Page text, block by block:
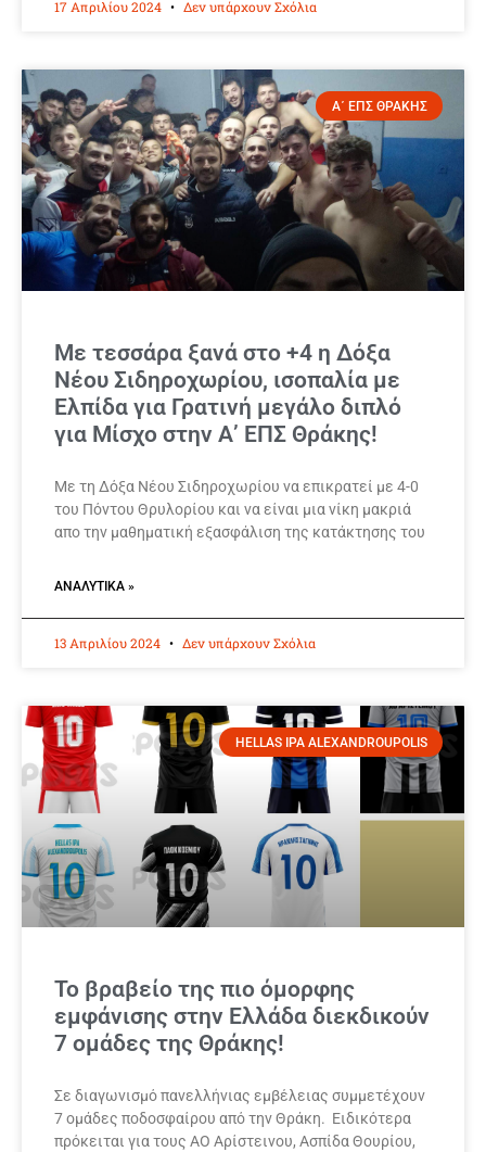
17 Απριλίου 2024 Δεν υπάρχουν Σχόλια
Α΄ ΕΠΣ ΘΡΑΚΗΣ
Με τεσσάρα ξανά στο +4 η Δόξα
Νέου Σιδηροχωρίου, ισοπαλία με
Ελπίδα για Γρατινή μεγάλο διπλό
για Μίσχο στην Α’ ΕΠΣ Θράκης!
Με τη Δόξα Νέου Σιδηροχωρίου να επικρατεί με 4-0
του Πόντου Θρυλορίου και να είναι μια νίκη μακριά
απο την μαθηματική εξασφάλιση της κατάκτησης του
ΑΝΑΛΥΤΙΚΆ »
13 Απριλίου 2024 Δεν υπάρχουν Σχόλια
HELLAS IPA ALEXANDROUPOLIS
Το βραβείο της πιο όμορφης
εμφάνισης στην Ελλάδα διεκδικούν
7 ομάδες της Θράκης!
Σε διαγωνισμό πανελλήνιας εμβέλειας συμμετέχουν
7 ομάδες ποδοσφαίρου από την Θράκη. Ειδικότερα
πρόκειται για τους ΑΟ Αρίστεινου, Ασπίδα Θουρίου,